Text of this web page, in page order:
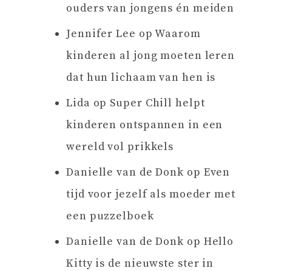
ouders van jongens én meiden
Jennifer Lee opWaarom
kinderen al jong moeten leren
dat hun lichaam van hen is
Lida op Super Chill helpt
kinderen ontspannen in een
wereld vol prikkels
Danielle van de Donk op Even
tijd voor jezelf als moeder met
een puzzelboek
Danielle van de Donk op Hello
Kitty is de nieuwste ster in